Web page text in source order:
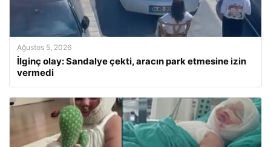
Ağustos 5, 2026
İlginç olay: Sandalye çekti, aracın park etmesine izin
vermedi